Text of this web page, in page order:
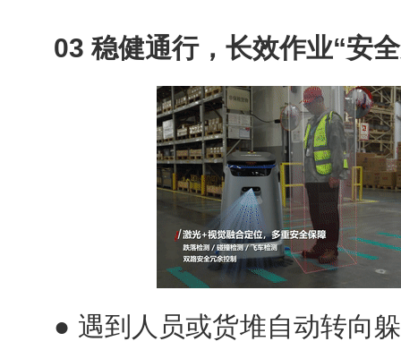
03 稳健通行，长效作业“安全
● 遇到人员或货堆自动转向躲